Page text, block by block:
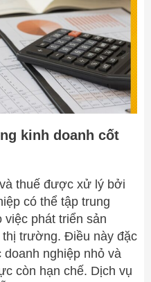
kinh doanh cốt
thuế được xử lý bởi
có thể tập trung
phát triển sản
trường. Điều này đặc
nghiệp nhỏ và
còn hạn chế. Dịch vụ